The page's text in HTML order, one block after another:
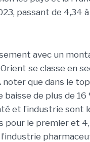
passant de 4,34
avec un
se classe en
noter que dans le
de plus de
et l’industrie sont
pour le premier et